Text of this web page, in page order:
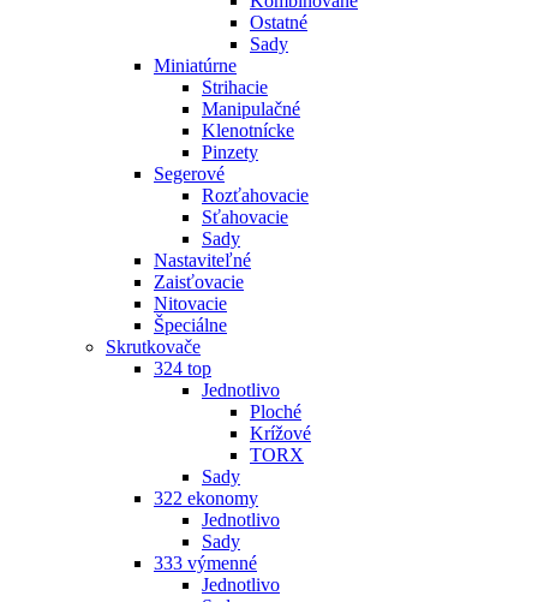
Ostatné
Sady
Miniatúrne
Strihacie
Manipulačné
Klenotnícke
Pinzety
Segerové
Rozťahovacie
Sťahovacie
Sady
Nastaviteľné
Zaisťovacie
Nitovacie
Špeciálne
Skrutkovače
324 top
Jednotlivo
Ploché
Krížové
TORX
Sady
322 ekonomy
Jednotlivo
Sady
333 výmenné
Jednotlivo